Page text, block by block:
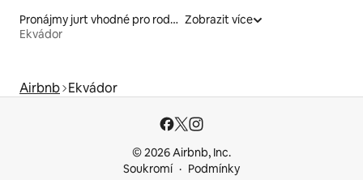
Pronájmy jurt vhodné pro rodiny s dětmi
Ekvádor
Zobrazit více
Airbnb Ekvádor
© 2026 Airbnb, Inc.
Soukromí
Podmínky